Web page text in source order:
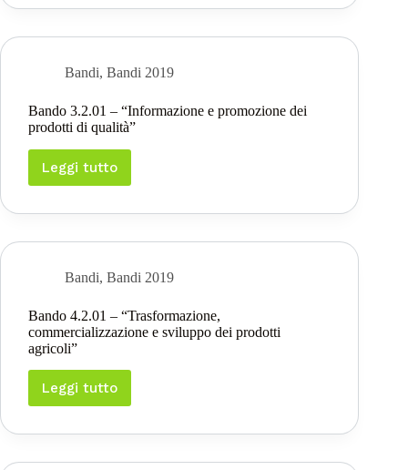
per
recupero
valorizzazione
del
patrimonio
rurale”
Bandi, Bandi 2019
Bando 3.2.01 – “Informazione e promozione dei
prodotti di qualità”
Leggi tutto
Bando
3.2.01
e
dei
prodotti
qualità”
Bandi, Bandi 2019
Bando 4.2.01 – “Trasformazione,
commercializzazione e sviluppo dei prodotti
agricoli”
Leggi tutto
Bando
4.2.01
commercializzazione